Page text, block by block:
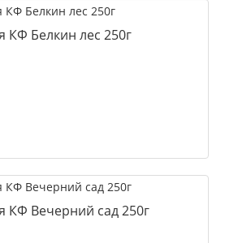
КФ Белкин лес 250г
КФ Вечерний сад 250г